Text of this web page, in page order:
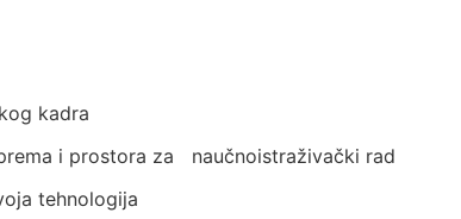
kadra
i prostora za naučnoistraživački rad
tehnologija